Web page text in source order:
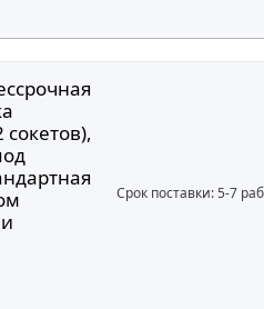
Срок поставки: 5-7